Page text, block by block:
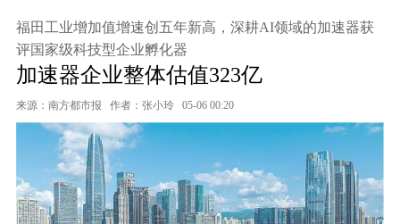
福田工业增加值增速创五年新高，深耕AI领域的加速器获
评国家级科技型企业孵化器
加速器企业整体估值323亿
来源：南方都市报 作者：张小玲 05-06 00:20